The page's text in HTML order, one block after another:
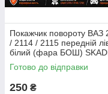
Покажчик повороту ВАЗ
/ 2114 / 2115 передній
білий (фара БОШ)
Готово до відправки
250 ₴